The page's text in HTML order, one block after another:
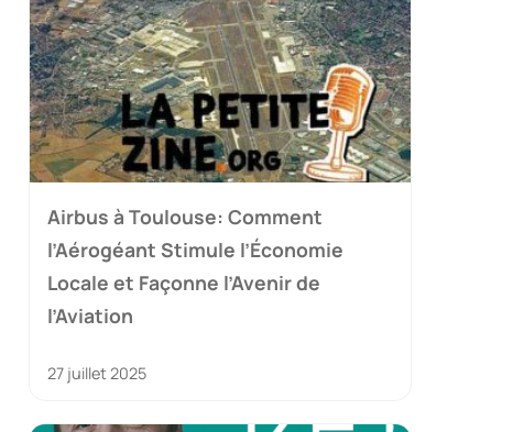
Airbus à Toulouse: Comment
l’Aérogéant Stimule l’Économie
Locale et Façonne l’Avenir de
l’Aviation
27 juillet 2025